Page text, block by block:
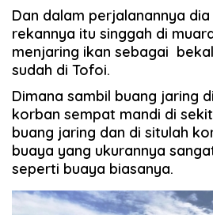
Dan dalam perjalanannya
rekannya itu singgah di
menjaring ikan sebagai
sudah di Tofoi.
Dimana sambil buang jaring
korban sempat mandi di
buang jaring dan di situlah
buaya yang ukurannya
seperti buaya biasanya.